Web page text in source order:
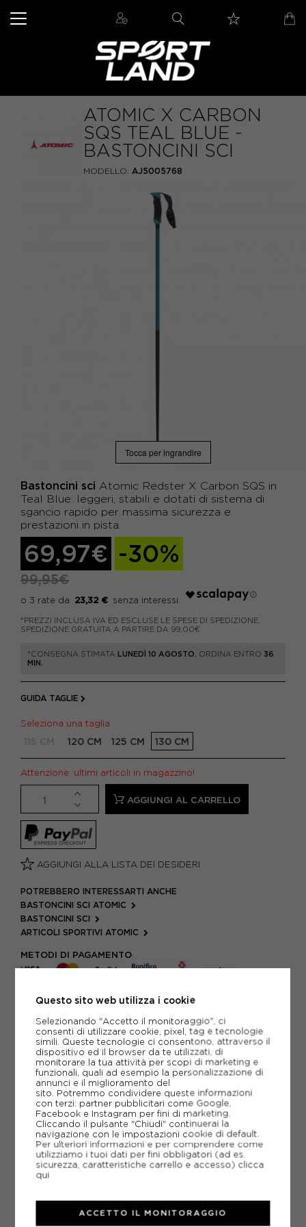
ATOMIC X CARBON
SQS TEAL BLUE -
BASTONCINI SCI
MODELLO: AJ5005768
Tocca per ingrandire
Bastoncini sci Atomic Redster X Carbon SQS in
Teal Blue: leggeri, stabili e dotati di sistema di
sgancio rapido per massima sicurezza e
prestazioni in pista.
69,97€ -30%
99,95€
23,32 €
*PREZZI INCLUSA IVA ED ESCLUSE LE SPESE DI SPEDIZIONE.
SPEDIZIONE GRATUITA A PARTIRE DA 99,00€
*CONSEGNA STIMATA LUNEDÌ 10 AGOSTO. ORDINA ENTRO 36
MIN.
GUIDA TAGLIE
Seleziona una taglia
120 CM 125 CM 130 CM
Attenzione: ultimi articoli in magazzino!
AGGIUNGI AL CARRELLO
AGGIUNGI ALLA LISTA DEI DESIDERI
POTREBBERO INTERESSARTI ANCHE
BASTONCINI SCI ATOMIC
BASTONCINI SCI
ARTICOLI SPORTIVI ATOMIC
METODI DI PAGAMENTO
SCHEDA TECNICA
GUIDA ALLE TAGLIE
CONSIGLIATI DA NOI
Questo sito web utilizza i cookie
Selezionando "Accetto il monitoraggio", ci
consenti di utilizzare cookie, pixel, tag e tecnologie
simili. Queste tecnologie ci consentono, attraverso il
dispositivo ed il browser da te utilizzati, di
monitorare la tua attività per scopi di marketing e
funzionali, quali ad esempio la personalizzazione di
annunci e il miglioramento del
sito. Potremmo condividere queste informazioni
con terzi: partner pubblicitari come Google,
Facebook e Instagram per fini di marketing.
Cliccando il pulsante "Chiudi" continuerai la
navigazione con le impostazioni cookie di default.
Per ulteriori informazioni e per comprendere come
utilizziamo i tuoi dati per fini obbligatori (ad es.
sicurezza, caratteristiche carrello e accesso) clicca
qui
ACCETTO IL MONITORAGGIO